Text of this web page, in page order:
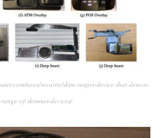
news/security/skim-reaper-device-that-detects-
of-skimmer-devices/